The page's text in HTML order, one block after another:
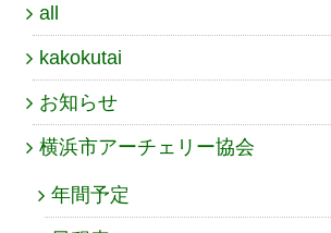
all
kakokutai
お知らせ
横浜市アーチェリー協会
年間予定